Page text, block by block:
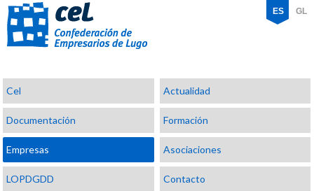
Confederación
de
Empresarios
de
Lugo
ES GL
Cel Actualidad
Documentación Formación
Empresas Asociaciones
LOPDGDD Contacto